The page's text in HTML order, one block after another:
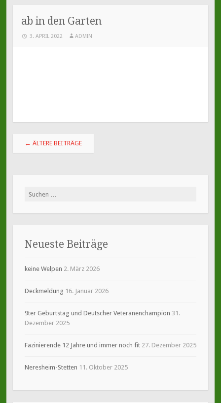
ab in den Garten
3. APRIL 2022 ADMIN
Beitragsnavigation
← ÄLTERE BEITRÄGE
Suche
Neueste Beiträge
keine Welpen 2. März 2026
Deckmeldung 16. Januar 2026
9ter Geburtstag und Deutscher Veteranenchampion 31.
Dezember 2025
Fazinierende 12 Jahre und immer noch fit 27. Dezember 2025
Neresheim-Stetten 11. Oktober 2025